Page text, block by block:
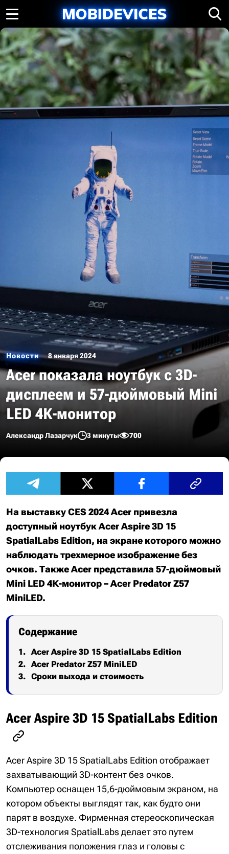
Новости 8 января 2024
Acer показала ноутбук с 3D-
дисплеем и 57-дюймовый Mini
LED 4К-монитор
Александр Лазарчук 3 минуты 700
На выставку CES 2024 Acer привезла
доступный ноутбук Acer Aspire 3D 15
SpatialLabs Edition, на экране которого можно
наблюдать трехмерное изображение без
очков. Также Acer представила 57-дюймовый
Mini LED 4К-монитор – Acer Predator Z57
MiniLED.
Содержание
Acer Aspire 3D 15 SpatialLabs Edition
Acer Predator Z57 MiniLED
Сроки выхода и стоимость
Acer Aspire 3D 15 SpatialLabs Edition
Acer Aspire 3D 15 SpatialLabs Edition отображает
захватывающий 3D-контент без очков.
Компьютер оснащен 15,6-дюймовым экраном, на
котором объекты выглядят так, как будто они
парят в воздухе. Фирменная стереоскопическая
3D-технология SpatialLabs делает это путем
отслеживания положения глаз и головы с